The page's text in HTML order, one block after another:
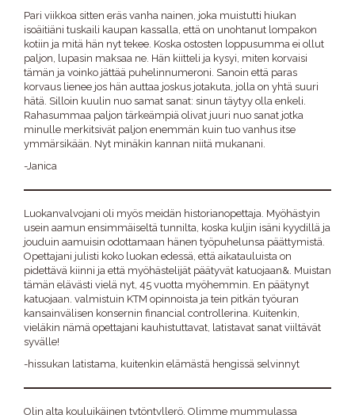
Pari viikkoa sitten eräs vanha nainen, joka muistutti hiukan
isoäitiäni tuskaili kaupan kassalla, että on unohtanut lompakon
kotiin ja mitä hän nyt tekee. Koska ostosten loppusumma ei ollut
paljon, lupasin maksaa ne. Hän kiitteli ja kysyi, miten korvaisi
tämän ja voinko jättää puhelinnumeroni. Sanoin että paras
korvaus lienee jos hän auttaa joskus jotakuta, jolla on yhtä suuri
hätä. Silloin kuulin nuo samat sanat: sinun täytyy olla enkeli.
Rahasummaa paljon tärkeämpiä olivat juuri nuo sanat jotka
minulle merkitsivät paljon enemmän kuin tuo vanhus itse
ymmärsikään. Nyt minäkin kannan niitä mukanani.
-Janica
Luokanvalvojani oli myös meidän historianopettaja. Myöhästyin
usein aamun ensimmäiseltä tunnilta, koska kuljin isäni kyydillä ja
jouduin aamuisin odottamaan hänen työpuhelunsa päättymistä.
Opettajani julisti koko luokan edessä, että aikatauluista on
pidettävä kiinni ja että myöhästelijät päätyvät katuojaan&. Muistan
tämän elävästi vielä nyt, 45 vuotta myöhemmin. En päätynyt
katuojaan. valmistuin KTM opinnoista ja tein pitkän työuran
kansainvälisen konsernin financial controllerina. Kuitenkin,
vieläkin nämä opettajani kauhistuttavat, latistavat sanat viiltävät
syvälle!
-hissukan latistama, kuitenkin elämästä hengissä selvinnyt
Olin alta kouluikäinen tytöntyllerö. Olimme mummulassa